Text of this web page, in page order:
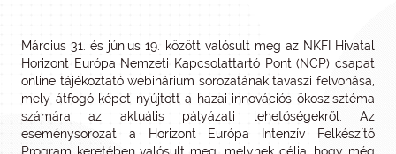
Március 31. és június 19. között valósult meg az NKFI Hivatal
Horizont Európa Nemzeti Kapcsolattartó Pont (NCP) csapat
online tájékoztató webinárium sorozatának tavaszi felvonása,
mely átfogó képet nyújtott a hazai innovációs ökoszisztéma
számára az aktuális pályázati lehetőségekről. Az
eseménysorozat a Horizont Európa Intenzív Felkészítő